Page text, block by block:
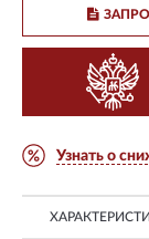
Узнать о